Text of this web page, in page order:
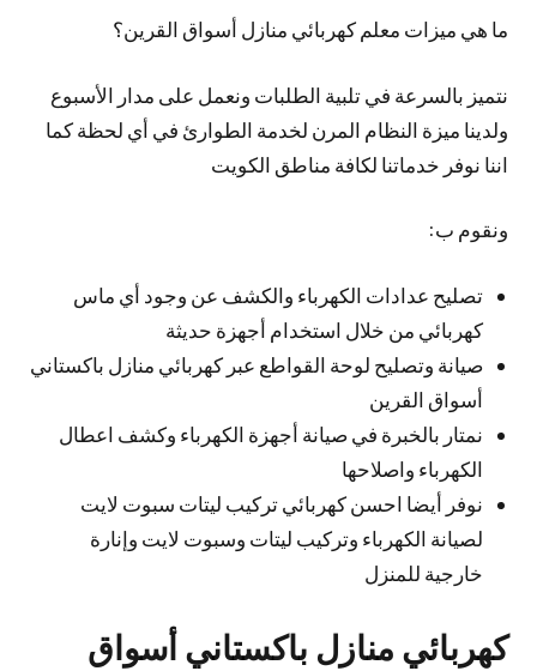
ما هي ميزات معلم كهربائي منازل أسواق القرين؟
نتميز بالسرعة في تلبية الطلبات ونعمل على مدار الأسبوع
ولدينا ميزة النظام المرن لخدمة الطوارئ في أي لحظة كما
اننا نوفر خدماتنا لكافة مناطق الكويت
ونقوم ب:
تصليح عدادات الكهرباء والكشف عن وجود أي ماس
كهربائي من خلال استخدام أجهزة حديثة
صيانة وتصليح لوحة القواطع عبر كهربائي منازل باكستاني
أسواق القرين
نمتار بالخبرة في صيانة أجهزة الكهرباء وكشف اعطال
الكهرباء واصلاحها
نوفر أيضا احسن كهربائي تركيب ليتات سبوت لايت
لصيانة الكهرباء وتركيب ليتات وسبوت لايت وإنارة
خارجية للمنزل
كهربائي منازل باكستاني أسواق